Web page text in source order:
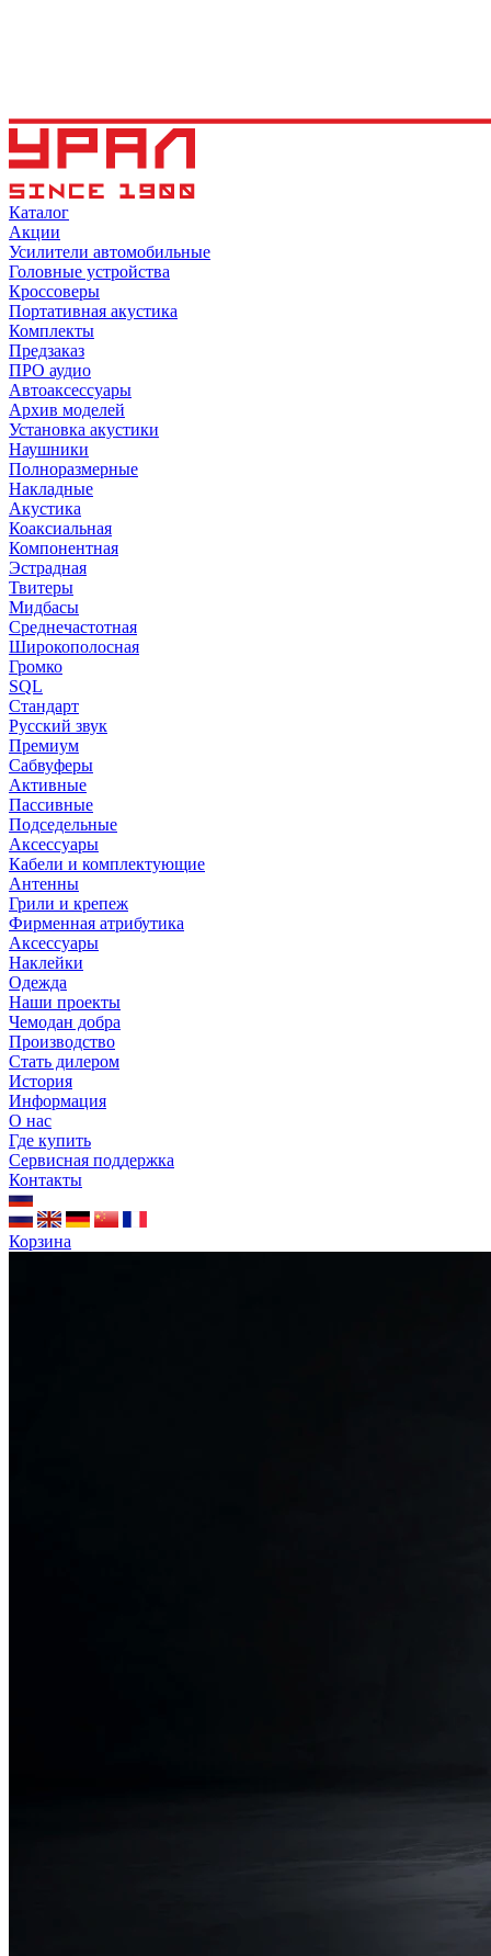
Каталог
Акции
Усилители автомобильные
Головные устройства
Кроссоверы
Портативная акустика
Комплекты
Предзаказ
ПРО аудио
Автоаксессуары
Архив моделей
Установка акустики
Наушники
Полноразмерные
Накладные
Акустика
Коаксиальная
Компонентная
Эстрадная
Твитеры
Мидбасы
Среднечастотная
Широкополосная
Громко
SQL
Стандарт
Русский звук
Премиум
Сабвуферы
Активные
Пассивные
Подседельные
Аксессуары
Кабели и комплектующие
Антенны
Грили и крепеж
Фирменная атрибутика
Аксессуары
Наклейки
Одежда
Наши проекты
Чемодан добра
Производство
Стать дилером
История
Информация
О нас
Где купить
Сервисная поддержка
Контакты
Корзина